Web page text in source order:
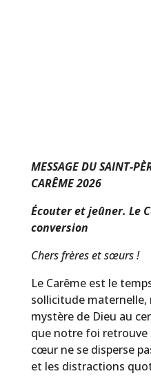
MESSAGE DU SAINT-
CARÊME 2026
Écouter et jeûner. Le
conversion
Chers frères et sœurs !
Le Carême est le
sollicitude
mystère de Dieu au
que notre foi
cœur ne se disperse
et les distractions